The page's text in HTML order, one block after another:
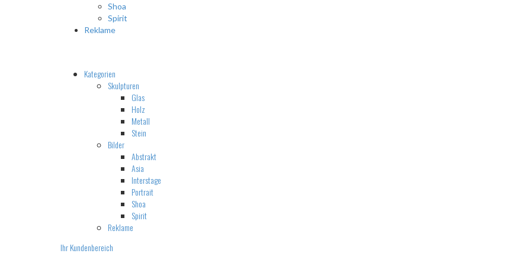
Shoa
Spirit
Reklame
Kategorien
Skulpturen
Glas
Holz
Metall
Stein
Bilder
Abstrakt
Asia
Interstage
Portrait
Shoa
Spirit
Reklame
Ihr Kundenbereich